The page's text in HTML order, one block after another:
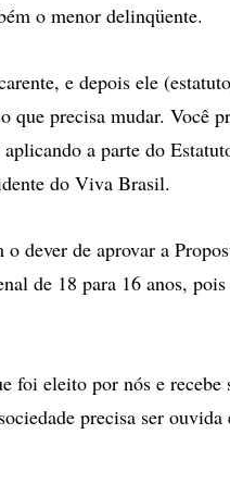
o menor delinqüente.
e depois ele
que precisa mudar. Você
a parte do
do Viva Brasil.
dever de aprovar a
de 18 para 16 anos,
foi eleito por nós e recebe
precisa ser